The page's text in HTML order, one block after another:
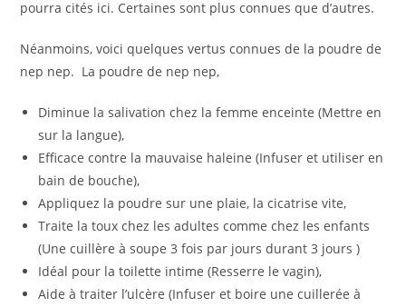
pourra cités ici. Certaines sont plus connues que d’autres.
Néanmoins, voici quelques vertus connues de la poudre de
nep nep. La poudre de nep nep,
Diminue la salivation chez la femme enceinte (Mettre en
sur la langue),
Efficace contre la mauvaise haleine (Infuser et utiliser en
bain de bouche),
Appliquez la poudre sur une plaie, la cicatrise vite,
Traite la toux chez les adultes comme chez les enfants
(Une cuillère à soupe 3 fois par jours durant 3 jours )
Idéal pour la toilette intime (Resserre le vagin),
Aide à traiter l’ulcère (Infuser et boire une cuillerée à